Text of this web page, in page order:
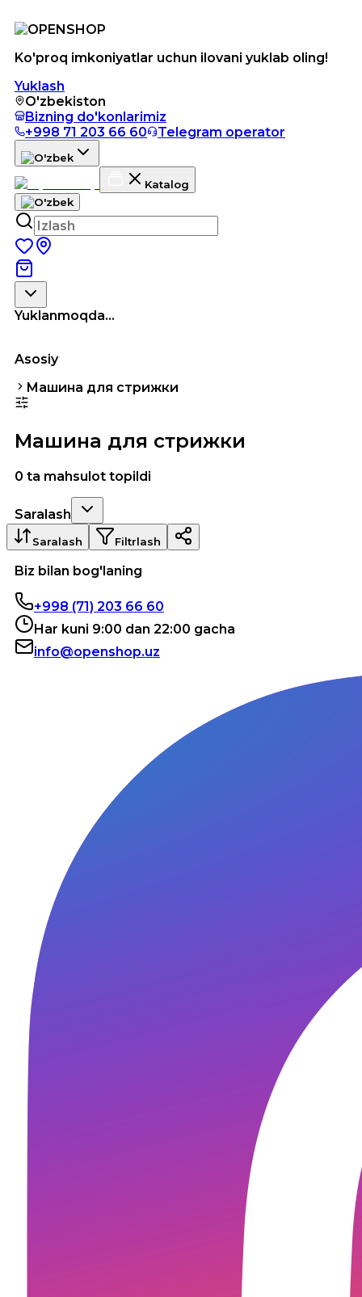
Ko'proq imkoniyatlar uchun ilovani yuklab oling!
Yuklash
O'zbekiston
Bizning do'konlarimiz
+998 71 203 66 60
Telegram operator
Katalog
Yuklanmoqda...
Asosiy
Машина для стрижки
Машина для стрижки
0 ta mahsulot topildi
Saralash
Saralash Filtrlash
Biz bilan bog'laning
+998 (71) 203 66 60
Har kuni 9:00 dan 22:00 gacha
info@openshop.uz